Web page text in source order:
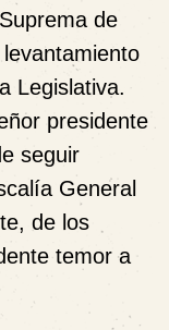
de
Legislativa.
presidente
seguir
General
de los
temor a